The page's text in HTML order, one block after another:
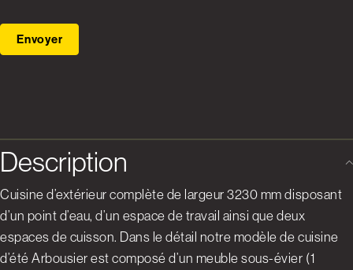
Envoyer
Description
Cuisine d’extérieur complète de largeur 3230 mm disposant
d’un point d’eau, d’un espace de travail ainsi que deux
espaces de cuisson. Dans le détail notre modèle de cuisine
d’été Arbousier est composé d’un meuble sous-évier (1